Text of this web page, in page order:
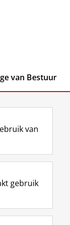
van Bestuur
I
n
t
r
Y
o
T
e
van
gebruik